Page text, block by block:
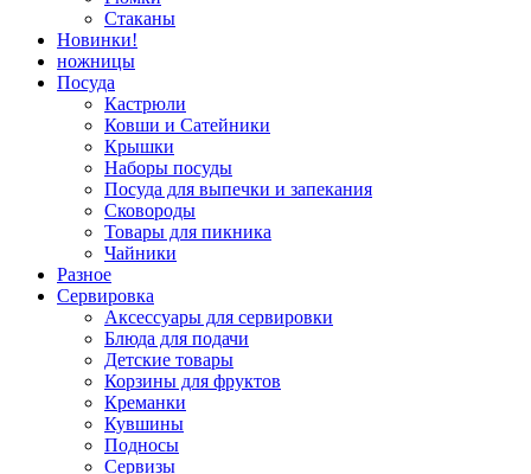
Стаканы
Новинки!
ножницы
Посуда
Кастрюли
Ковши и Сатейники
Крышки
Наборы посуды
Посуда для выпечки и запекания
Сковороды
Товары для пикника
Чайники
Разное
Сервировка
Аксессуары для сервировки
Блюда для подачи
Детские товары
Корзины для фруктов
Креманки
Кувшины
Подносы
Сервизы